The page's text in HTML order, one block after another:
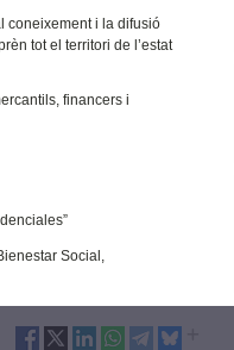
coneixement i la difusió
tot el territori de l’estat
financers i
Social,